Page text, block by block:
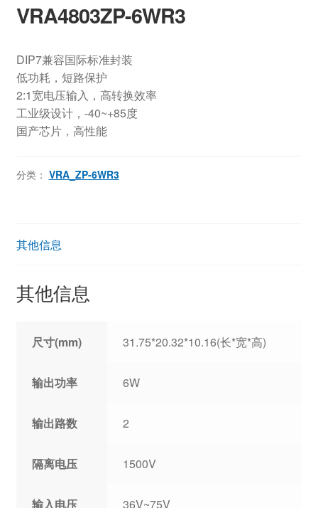
VRA4803ZP-6WR3
DIP7兼容国际标准封装
低功耗，短路保护
2:1宽电压输入，高转换效率
工业级设计，-40~+85度
国产芯片，高性能
分类： VRA_ZP-6WR3
其他信息
其他信息
尺寸(mm) 31.75*20.32*10.16(长*宽*高)
输出功率 6W
输出路数 2
隔离电压 1500V
输入电压 36V~75V